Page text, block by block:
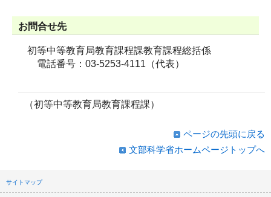
お問合せ先
初等中等教育局教育課程課教育課程総括係
電話番号：03-5253-4111（代表）
（初等中等教育局教育課程課）
ページの先頭に戻る
文部科学省ホームページトップへ
サイトマップ